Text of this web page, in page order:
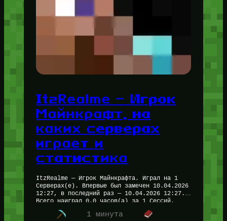
ItzRealme — Игрок
Майнкрафт, на
каких серверах
играет и
статистика
ItzRealme — Игрок Майнкрафта. Играл на 1
Серверах(е). Впервые был замечен 10.04.2026
12:27, в последний раз — 10.04.2026 12:27.
Всего наиграл 0.0 часов(а) за 1 Сессий.
Рейтинг — 0.0/5 На…
1 минута